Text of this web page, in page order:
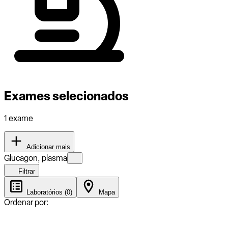
Exames selecionados
1 exame
Adicionar mais
Glucagon, plasma
Filtrar
Laboratórios (0) Mapa
Ordenar por: